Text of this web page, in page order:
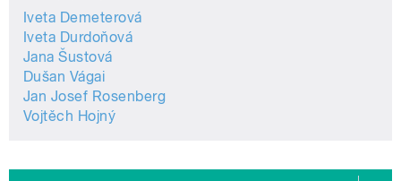
Iveta Demeterová
Iveta Durdoňová
Jana Šustová
Dušan Vágai
Jan Josef Rosenberg
Vojtěch Hojný